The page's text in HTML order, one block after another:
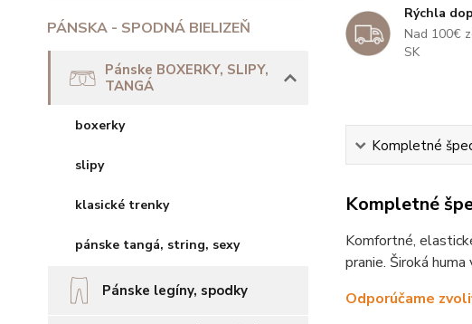
PÁNSKA - SPODNÁ BIELIZEŇ
Pánske BOXERKY, SLIPY,
TANGÁ
boxerky
slipy
klasické trenky
pánske tangá, string, sexy
Pánske legíny, spodky
Rýchla
Nad 100€
SK
Kompletné
Kompletné
Komfortné,
pranie. Široká
Odporúčame